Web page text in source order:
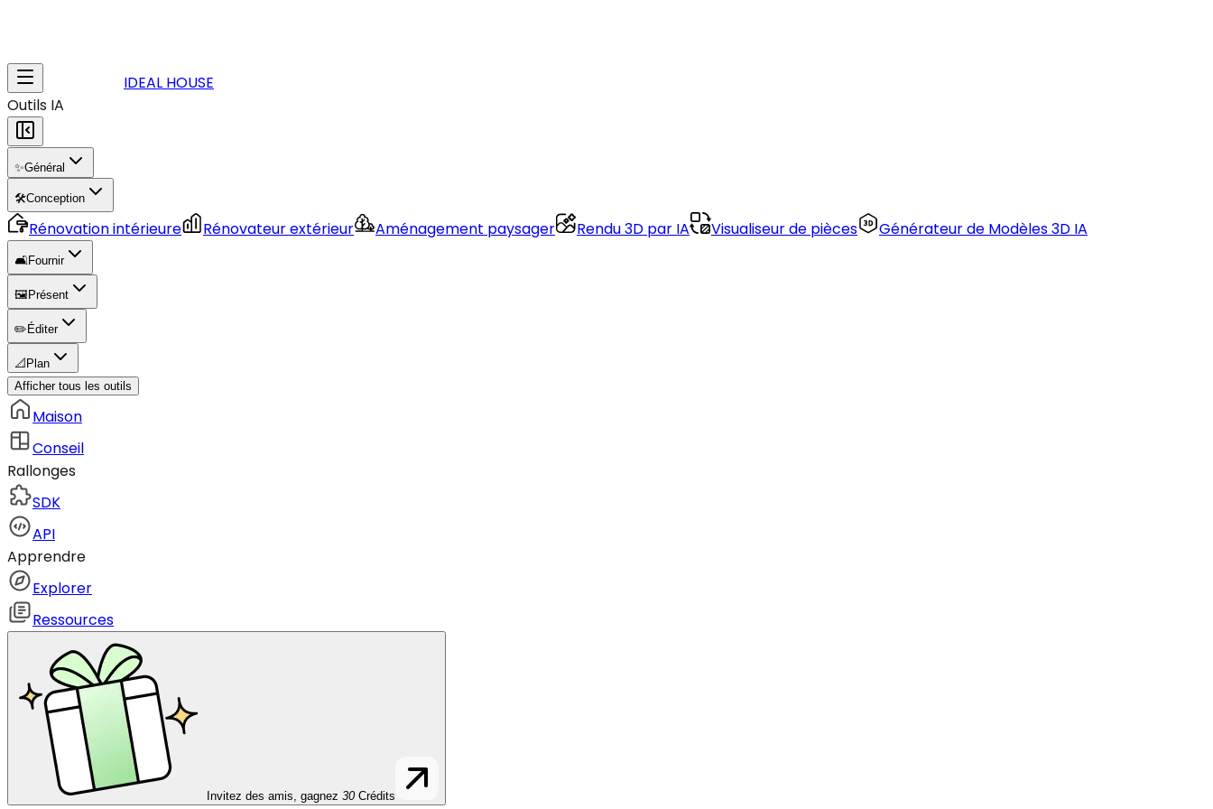
IDEAL HOUSE
Outils IA
✨Général
🛠️Conception
Rénovation intérieure Rénovateur extérieur Aménagement paysager Rendu 3D par IA Visualiseur de pièces Générateur de Modèles 3D IA
🛋️Fournir
🖼️ Présent
✏️ Éditer
📐 Plan
Afficher tous les outils
Maison
Conseil
Rallonges
SDK
API
Apprendre
Explorer
Ressources
Invitez des amis, gagnez 30 Crédits